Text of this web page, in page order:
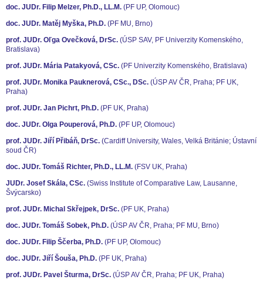
doc. JUDr. Filip Melzer, Ph.D., LL.M. (PF UP, Olomouc)
doc. JUDr. Matěj Myška, Ph.D. (PF MU, Brno)
prof. JUDr. Oľga Ovečková, DrSc. (ÚSP SAV, PF Univerzity Komenského,
Bratislava)
prof. JUDr. Mária Patakyová, CSc. (PF Univerzity Komenského, Bratislava)
prof. JUDr. Monika Pauknerová, CSc., DSc. (ÚSP AV ČR, Praha; PF UK,
Praha)
prof. JUDr. Jan Pichrt, Ph.D. (PF UK, Praha)
doc. JUDr. Olga Pouperová, Ph.D. (PF UP, Olomouc)
prof. JUDr. Jiří Přibáň, DrSc. (Cardiff University, Wales, Velká Británie; Ústavní
soud ČR)
doc. JUDr. Tomáš Richter, Ph.D., LL.M. (FSV UK, Praha)
JUDr. Josef Skála, CSc. (Swiss Institute of Comparative Law, Lausanne,
Švýcarsko)
prof. JUDr. Michal Skřejpek, DrSc. (PF UK, Praha)
doc. JUDr. Tomáš Sobek, Ph.D. (ÚSP AV ČR, Praha; PF MU, Brno)
doc. JUDr. Filip Ščerba, Ph.D. (PF UP, Olomouc)
doc. JUDr. Jiří Šouša, Ph.D. (PF UK, Praha)
prof. JUDr. Pavel Šturma, DrSc. (ÚSP AV ČR, Praha; PF UK, Praha)